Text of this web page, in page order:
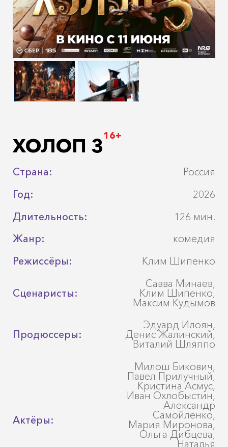
ХОЛОП 316+
Страна:
Россия
Год:
2026
Длительность:
126 мин.
Жанр:
комедия
Режиссёры:
Клим Шипенко
Сценаристы:
Савва Минаев,
Клим Шипенко,
Максим Кудымов
Продюссеры:
Эдуард Илоян,
Денис Жалинский,
Виталий Шляппо
Актёры:
Милош Бикович,
Павел Прилучный,
Кристина Асмус,
Иван Охлобыстин,
Александр
Самойленко,
Мария Миронова,
Ольга Дибцева,
Наталья